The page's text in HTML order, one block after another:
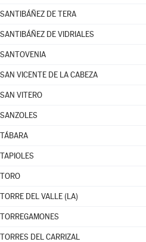
SANTIBÁÑEZ DE TERA
SANTIBÁÑEZ DE VIDRIALES
SANTOVENIA
SAN VICENTE DE LA CABEZA
SAN VITERO
SANZOLES
TÁBARA
TAPIOLES
TORO
TORRE DEL VALLE (LA)
TORREGAMONES
TORRES DEL CARRIZAL